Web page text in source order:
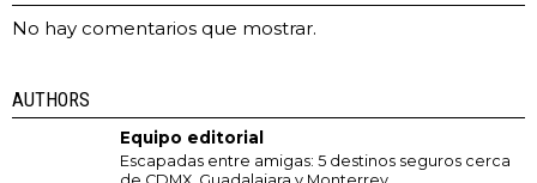
No hay comentarios que mostrar.
AUTHORS
Equipo editorial
Escapadas entre amigas: 5 destinos seguros cerca